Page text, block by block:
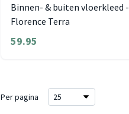
Binnen- & buiten vloerkleed -
Florence Terra
59.95
Per pagina